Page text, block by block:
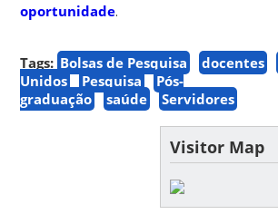
oportunidade.
Tags: Bolsas de Pesquisa docentes
Unidos
Pesquisa
Pós-
graduação
saúde Servidores
Visitor Map